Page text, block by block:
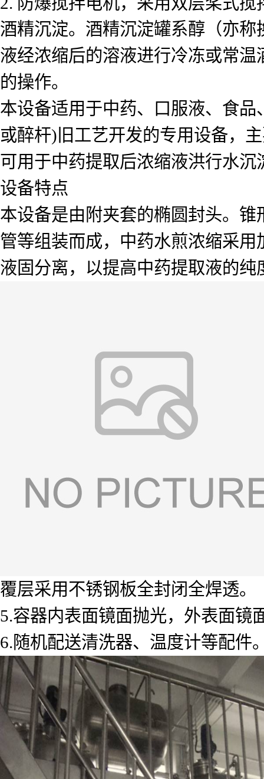
酒精沉淀。酒精沉淀罐系醇（亦
液经浓缩后的溶液进行冷冻或常
的操作。
本设备适用于中药、口服液、食
或醉杆)旧工艺开发的专用设备，
可用于中药提取后浓缩液洪行水沉
设备特点
本设备是由附夹套的椭圆封头。
管等组装而成，中药水煎浓缩采
液固分离，以提高中药提取液的纯
覆层采用不锈钢板全封闭全焊透。
5.容器内表面镜面抛光，外表面镜
6.随机配送清洗器、温度计等配件